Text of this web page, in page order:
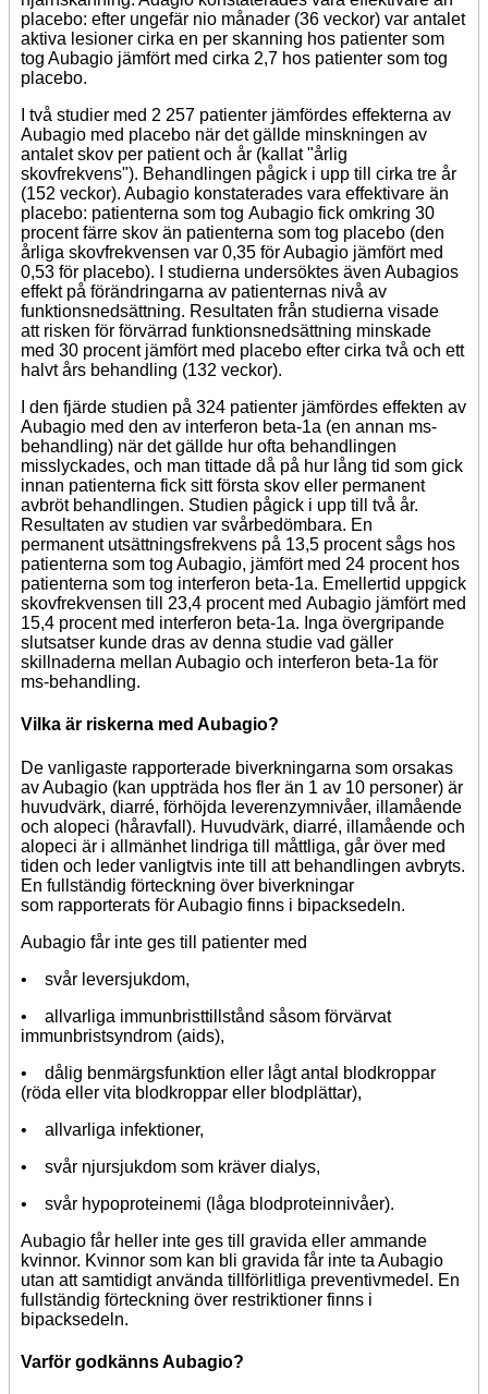
placebo: efter ungefär nio månader (36 veckor) var antalet
aktiva lesioner cirka en per skanning hos patienter som
tog Aubagio jämfört med cirka 2,7 hos patienter som tog
placebo.
I två studier med 2 257 patienter jämfördes effekterna av
Aubagio med placebo när det gällde minskningen av
antalet skov per patient och år (kallat "årlig
skovfrekvens"). Behandlingen pågick i upp till cirka tre år
(152 veckor). Aubagio konstaterades vara effektivare än
placebo: patienterna som tog Aubagio fick omkring 30
procent färre skov än patienterna som tog placebo (den
årliga skovfrekvensen var 0,35 för Aubagio jämfört med
0,53 för placebo). I studierna undersöktes även Aubagios
effekt på förändringarna av patienternas nivå av
funktionsnedsättning. Resultaten från studierna visade
att risken för förvärrad funktionsnedsättning minskade
med 30 procent jämfört med placebo efter cirka två och ett
halvt års behandling (132 veckor).
I den fjärde studien på 324 patienter jämfördes effekten av
Aubagio med den av interferon beta-1a (en annan ms-
behandling) när det gällde hur ofta behandlingen
misslyckades, och man tittade då på hur lång tid som gick
innan patienterna fick sitt första skov eller permanent
avbröt behandlingen. Studien pågick i upp till två år.
Resultaten av studien var svårbedömbara. En
permanent utsättningsfrekvens på 13,5 procent sågs hos
patienterna som tog Aubagio, jämfört med 24 procent hos
patienterna som tog interferon beta-1a. Emellertid uppgick
skovfrekvensen till 23,4 procent med Aubagio jämfört med
15,4 procent med interferon beta-1a. Inga övergripande
slutsatser kunde dras av denna studie vad gäller
skillnaderna mellan Aubagio och interferon beta-1a för
ms-behandling.
Vilka är riskerna med Aubagio?
De vanligaste rapporterade biverkningarna som orsakas
av Aubagio (kan uppträda hos fler än 1 av 10 personer) är
huvudvärk, diarré, förhöjda leverenzymnivåer, illamående
och alopeci (håravfall). Huvudvärk, diarré, illamående och
alopeci är i allmänhet lindriga till måttliga, går över med
tiden och leder vanligtvis inte till att behandlingen avbryts.
En fullständig förteckning över biverkningar
som rapporterats för Aubagio finns i bipacksedeln.
Aubagio får inte ges till patienter med
• svår leversjukdom,
• allvarliga immunbristtillstånd såsom förvärvat
immunbristsyndrom (aids),
• dålig benmärgsfunktion eller lågt antal blodkroppar
(röda eller vita blodkroppar eller blodplättar),
• allvarliga infektioner,
• svår njursjukdom som kräver dialys,
• svår hypoproteinemi (låga blodproteinnivåer).
Aubagio får heller inte ges till gravida eller ammande
kvinnor. Kvinnor som kan bli gravida får inte ta Aubagio
utan att samtidigt använda tillförlitliga preventivmedel. En
fullständig förteckning över restriktioner finns i
bipacksedeln.
Varför godkänns Aubagio?